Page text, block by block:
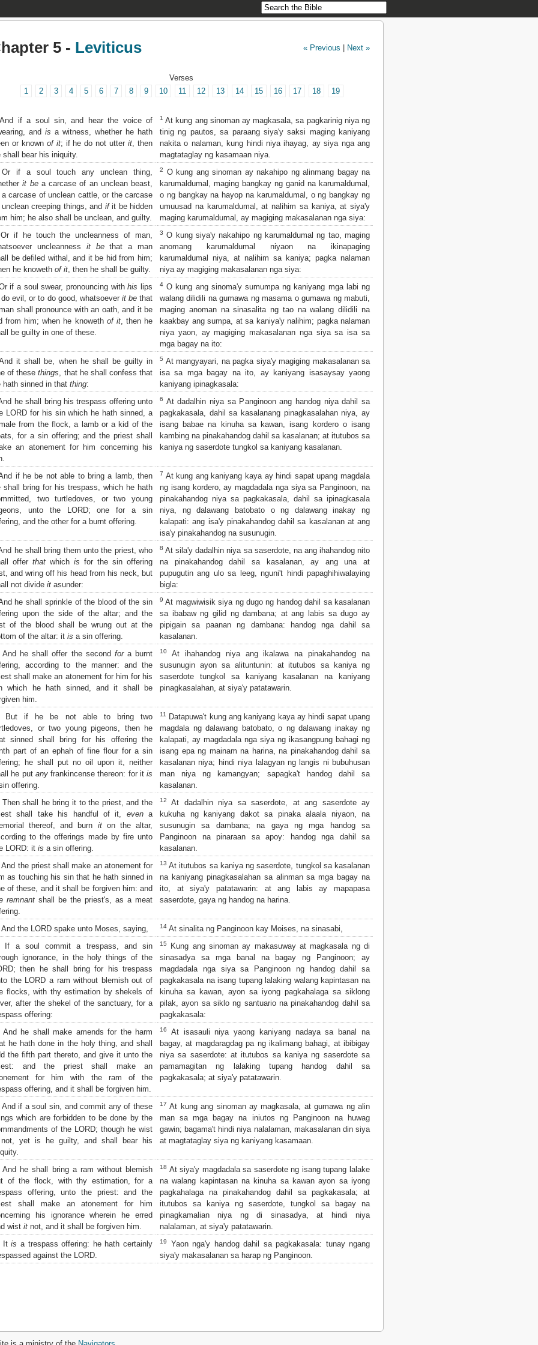
5 - Leviticus « Previous Next »
Verses
1
2 3 4 5 6 7 8 9 10 11 12 13 14 15 16 17 18 19
And if a soul sin, and hear the voice of
and is a witness, whether he hath
or known of it; if he do not utterit , then
shall bear his iniquity.
1 At kung ang sinoman ay magkasala, sa pagkarinig niya ng
tinig ng pautos, sa paraang siya'y saksi maging kaniyang
nakita o nalaman, kung hindi niya ihayag, ay siya nga ang
magtataglay ng kasamaan niya.
Or if a soul touch any unclean thing,
it bea carcase of an unclean beast,
a carcase of unclean cattle, or the carcase
creeping things, and ifit be hidden
him; he also shall be unclean, and guilty.
2
O kung ang sinoman ay nakahipo ng alinmang bagay na
karumaldumal, maging bangkay ng ganid na karumaldumal,
o ng bangkay na hayop na karumaldumal, o ng bangkay ng
umuusad na karumaldumal, at nalihim sa kaniya, at siya'y
maging karumaldumal, ay magiging makasalanan nga siya:
Or if he touch the uncleanness of man,
uncleanness it bethat a man
be defiled withal, and it be hid from him;
he knoweth of it , then he shall be guilty.
3 O kung siya'y nakahipo ng karumaldumal ng tao, maging
anomang karumaldumal niyaon na ikinapaging
karumaldumal niya, at nalihim sa kaniya; pagka nalaman
niya ay magiging makasalanan nga siya:
if a soul swear, pronouncing withhis lips
evil, or to do good, whatsoever it bethat
shall pronounce with an oath, and it be
from him; when he knoweth of it, then he
be guilty in one of these.
4 O kung ang sinoma'y sumumpa ng kaniyang mga labi ng
walang dilidili na gumawa ng masama o gumawa ng mabuti,
maging anoman na sinasalita ng tao na walang dilidili na
kaakbay ang sumpa, at sa kaniya'y nalihim; pagka nalaman
niya yaon, ay magiging makasalanan nga siya sa isa sa
mga bagay na ito:
it shall be, when he shall be guilty in
of thesethings , that he shall confess that
hath sinned in that thing:
5 At mangyayari, na pagka siya'y magiging makasalanan sa
isa sa mga bagay na ito, ay kaniyang isasaysay yaong
kaniyang ipinagkasala:
he shall bring his trespass offering unto
LORD for his sin which he hath sinned, a
from the flock, a lamb or a kid of the
for a sin offering; and the priest shall
an atonement for him concerning his
6 At dadalhin niya sa Panginoon ang handog niya dahil sa
pagkakasala, dahil sa kasalanang pinagkasalahan niya, ay
isang babae na kinuha sa kawan, isang kordero o isang
kambing na pinakahandog dahil sa kasalanan; at itutubos sa
kaniya ng saserdote tungkol sa kaniyang kasalanan.
if he be not able to bring a lamb, then
shall bring for his trespass, which he hath
two turtledoves, or two young
unto the LORD; one for a sin
and the other for a burnt offering.
7 At kung ang kaniyang kaya ay hindi sapat upang magdala
ng isang kordero, ay magdadala nga siya sa Panginoon, na
pinakahandog niya sa pagkakasala, dahil sa ipinagkasala
niya, ng dalawang batobato o ng dalawang inakay ng
kalapati: ang isa'y pinakahandog dahil sa kasalanan at ang
isa'y pinakahandog na susunugin.
he shall bring them unto the priest, who
offer that which is for the sin offering
and wring off his head from his neck, but
not divide it asunder:
8 At sila'y dadalhin niya sa saserdote, na ang ihahandog nito
na pinakahandog dahil sa kasalanan, ay ang una at
pupugutin ang ulo sa leeg, nguni't hindi papaghihiwalaying
bigla:
he shall sprinkle of the blood of the sin
upon the side of the altar; and the
of the blood shall be wrung out at the
of the altar: it is a sin offering.
9 At magwiwisik siya ng dugo ng handog dahil sa kasalanan
sa ibabaw ng gilid ng dambana; at ang labis sa dugo ay
pipigain sa paanan ng dambana: handog nga dahil sa
kasalanan.
And he shall offer the second fora burnt
according to the manner: and the
shall make an atonement for him for his
which he hath sinned, and it shall be
him.
10
At ihahandog niya ang ikalawa na pinakahandog na
susunugin ayon sa alituntunin: at itutubos sa kaniya ng
saserdote tungkol sa kaniyang kasalanan na kaniyang
pinagkasalahan, at siya'y patatawarin.
But if he be not able to bring two
or two young pigeons, then he
sinned shall bring for his offering the
part of an ephah of fine flour for a sin
he shall put no oil upon it, neither
he put anyfrankincense thereon: for it is
offering.
11
Datapuwa't kung ang kaniyang kaya ay hindi sapat upang
magdala ng dalawang batobato, o ng dalawang inakay ng
kalapati, ay magdadala nga siya ng ikasangpung bahagi ng
isang epa ng mainam na harina, na pinakahandog dahil sa
kasalanan niya; hindi niya lalagyan ng langis ni bubuhusan
man niya ng kamangyan; sapagka't handog dahil sa
kasalanan.
Then shall he bring it to the priest, and the
shall take his handful of it, evena
thereof, and burn iton the altar,
to the offerings made by fire unto
LORD: it is a sin offering.
12
At dadalhin niya sa saserdote, at ang saserdote ay
kukuha ng kaniyang dakot sa pinaka alaala niyaon, na
susunugin sa dambana; na gaya ng mga handog sa
Panginoon na pinaraan sa apoy: handog nga dahil sa
kasalanan.
And the priest shall make an atonement for
as touching his sin that he hath sinned in
of these, and it shall be forgiven him: and
remnant shall be the priest's, as a meat
13 At itutubos sa kaniya ng saserdote, tungkol sa kasalanan
na kaniyang pinagkasalahan sa alinman sa mga bagay na
ito, at siya'y patatawarin: at ang labis ay mapapasa
saserdote, gaya ng handog na harina.
And the LORD spake unto Moses, saying, 14 At sinalita ng Panginoon kay Moises, na sinasabi,
If a soul commit a trespass, and sin
ignorance, in the holy things of the
then he shall bring for his trespass
the LORD a ram without blemish out of
flocks, with thy estimation by shekels of
after the shekel of the sanctuary, for a
offering:
15
Kung ang sinoman ay makasuway at magkasala ng di
sinasadya sa mga banal na bagay ng Panginoon; ay
magdadala nga siya sa Panginoon ng handog dahil sa
pagkakasala na isang tupang lalaking walang kapintasan na
kinuha sa kawan, ayon sa iyong pagkahalaga sa siklong
pilak, ayon sa siklo ng santuario na pinakahandog dahil sa
pagkakasala:
And he shall make amends for the harm
he hath done in the holy thing, and shall
the fifth part thereto, and give it unto the
and the priest shall make an
for him with the ram of the
offering, and it shall be forgiven him.
16
At isasauli niya yaong kaniyang nadaya sa banal na
bagay, at magdaragdag pa ng ikalimang bahagi, at ibibigay
niya sa saserdote: at itutubos sa kaniya ng saserdote sa
pamamagitan ng lalaking tupang handog dahil sa
pagkakasala; at siya'y patatawarin.
And if a soul sin, and commit any of these
which are forbidden to be done by the
of the LORD; though he wist
not, yet is he guilty, and shall bear his
17 At kung ang sinoman ay magkasala, at gumawa ng alin
man sa mga bagay na iniutos ng Panginoon na huwag
gawin; bagama't hindi niya nalalaman, makasalanan din siya
at magtataglay siya ng kaniyang kasamaan.
And he shall bring a ram without blemish
of the flock, with thy estimation, for a
offering, unto the priest: and the
shall make an atonement for him
his ignorance wherein he erred
wist it not, and it shall be forgiven him.
18 At siya'y magdadala sa saserdote ng isang tupang lalake
na walang kapintasan na kinuha sa kawan ayon sa iyong
pagkahalaga na pinakahandog dahil sa pagkakasala; at
itutubos sa kaniya ng saserdote, tungkol sa bagay na
pinagkamalian niya ng di sinasadya, at hindi niya
nalalaman, at siya'y patatawarin.
Itis a trespass offering: he hath certainly
against the LORD.
19
Yaon nga'y handog dahil sa pagkakasala: tunay ngang
siya'y makasalanan sa harap ng Panginoon.
is a ministry of the Navigators